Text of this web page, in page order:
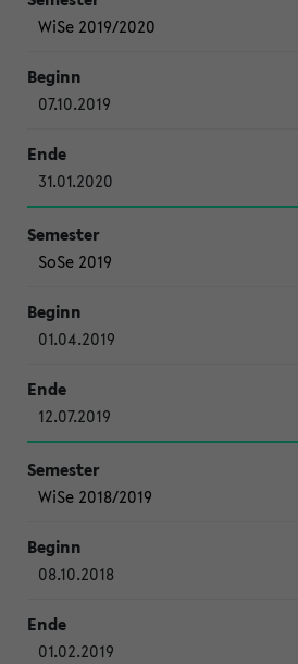
WiSe 2019/2020
07.10.2019
31.01.2020
SoSe 2019
01.04.2019
12.07.2019
WiSe 2018/2019
08.10.2018
01.02.2019